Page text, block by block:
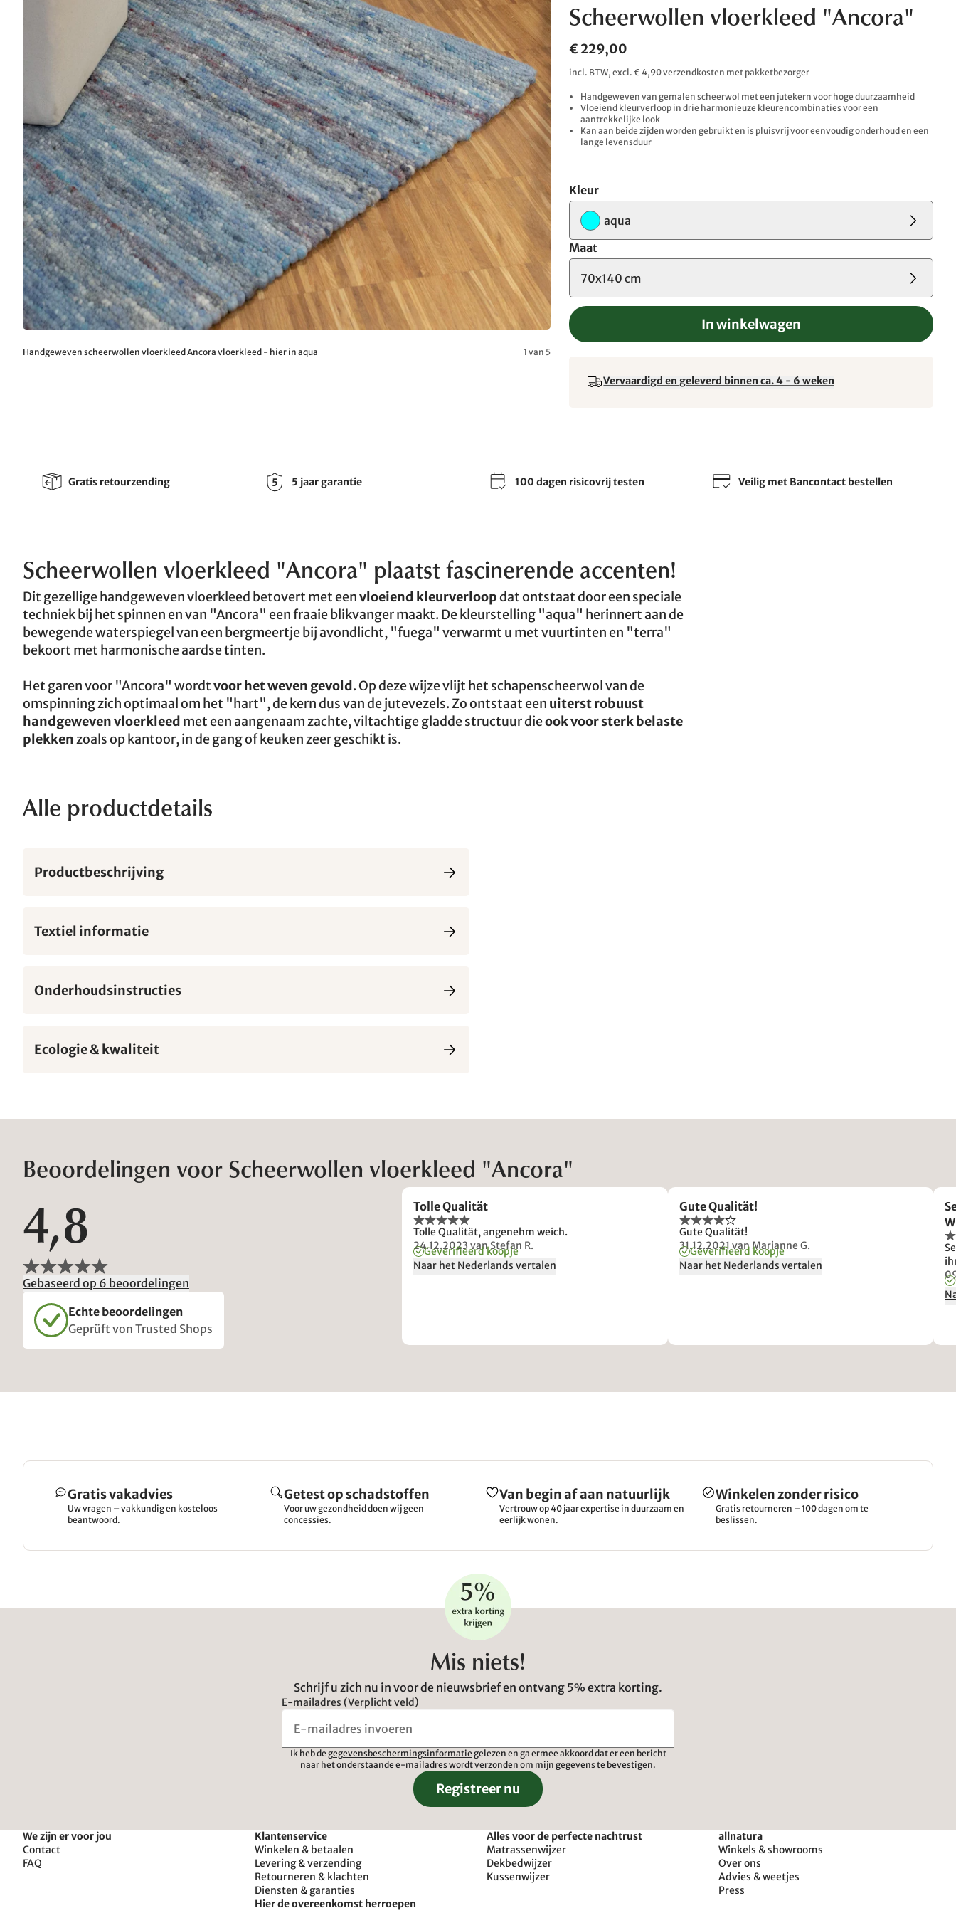
Handgeweven scheerwollen vloerkleed Ancora vloerkleed - hier in aqua 1 van 5
Scheerwollen vloerkleed "Ancora"
€ 229,00
incl. BTW, excl. € 4,90 verzendkosten met pakketbezorger
Handgeweven van gemalen scheerwol met een jutekern voor hoge duurzaamheid
Vloeiend kleurverloop in drie harmonieuze kleurencombinaties voor een
aantrekkelijke look
Kan aan beide zijden worden gebruikt en is pluisvrij voor eenvoudig onderhoud en een
lange levensduur
Kleur
aqua
Maat
70x140 cm
In winkelwagen
Vervaardigd en geleverd binnen ca. 4 - 6 weken
Gratis retourzending 5 jaar garantie 100 dagen risicovrij testen Veilig met Bancontact bestellen
Scheerwollen vloerkleed "Ancora" plaatst fascinerende accenten!
Dit gezellige handgeweven vloerkleed betovert met eenvloeiend kleurverloopdat ontstaat door een speciale
techniek bij het spinnen en van "Ancora" een fraaie blikvanger maakt. De kleurstelling "aqua" herinnert aan de
bewegende waterspiegel van een bergmeertje bij avondlicht, "fuega" verwarmt u met vuurtinten en "terra"
bekoort met harmonische aardse tinten.
Het garen voor "Ancora" wordtvoor het weven gevold. Op deze wijze vlijt het schapenscheerwol van de
omspinning zich optimaal om het "hart", de kern dus van de jutevezels. Zo ontstaat een uiterst robuust
handgeweven vloerkleed met een aangenaam zachte, viltachtige gladde structuur dieook voor sterk belaste
plekkenzoals op kantoor, in de gang of keuken zeer geschikt is.
Alle productdetails
Productbeschrijving
Textiel informatie
Onderhoudsinstructies
Ecologie & kwaliteit
Beoordelingen voor Scheerwollen vloerkleed "Ancora"
4,8
Gebaseerd op 6 beoordelingen
Echte beoordelingen
Geprüft von Trusted Shops
Tolle Qualität
Tolle Qualität, angenehm weich.
24.12.2023van Stefan R.
Geverifieerd koopje
Naar het Nederlands vertalen
Gute Qualität!
Gute Qualität!
31.12.2021 van Marianne G.
Geverifieerd koopje
Naar het Nederlands vertalen
Gratis vakadvies
Uw vragen – vakkundig en kosteloos
beantwoord.
Getest op schadstoffen
Voor uw gezondheid doen wij geen
concessies.
Van begin af aan natuurlijk
Vertrouw op 40 jaar expertise in duurzaam en
eerlijk wonen.
Winkelen zonder risico
Gratis retourneren – 100 dagen om te
beslissen.
Mis niets!
Schrijf u zich nu in voor de nieuwsbrief en ontvang 5% extra korting.
E-mailadres (Verplicht veld)
Ik heb de gegevensbeschermingsinformatie gelezen en ga ermee akkoord dat er een bericht
naar het onderstaande e-mailadres wordt verzonden om mijn gegevens te bevestigen.
Registreer nu
We zijn er voor jou
Contact
FAQ
Klantenservice
Winkelen & betaalen
Levering & verzending
Retourneren & klachten
Diensten & garanties
Hier de overeenkomst herroepen
Alles voor de perfecte nachtrust
Matrassenwijzer
Dekbedwijzer
Kussenwijzer
allnatura
Winkels & showrooms
Over ons
Advies & weetjes
Press